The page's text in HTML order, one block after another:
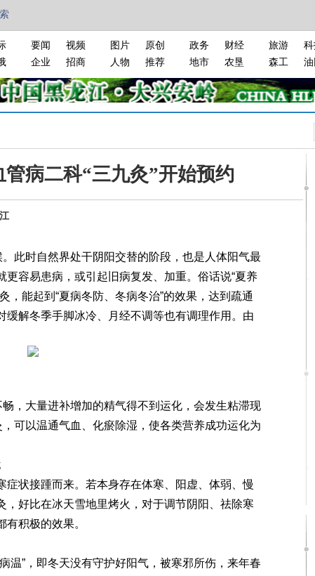
要闻
视频
企业
招商
图片
原创
人物
推荐
政务
财经
地市
农垦
旅游
森工
油
病二科“三九灸”开始预约
此时自然界处干阴阳交替的阶段，也是人体阳气最
容易患病，或引起旧病复发、加重。俗话说“夏养
，能起到“夏病冬防、冬病冬治”的效果，达到疏通
解冬季手脚冰冷、月经不调等也有调理作用。由
，大量进补增加的精气得不到运化，会发生粘滞现
可以温通气血、化瘀除湿，使各类营养成功运化为
状接踵而来。若本身存在体寒、阳虚、体弱、慢
好比在冰天雪地里烤火，对于调节阴阳、祛除寒
积极的效果。
”，即冬天没有守护好阳气，被寒邪所伤，来年春